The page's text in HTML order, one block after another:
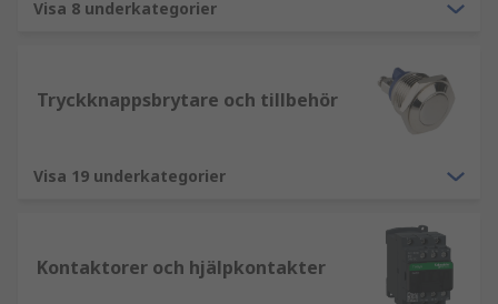
Visa 8 underkategorier
Tryckknappsbrytare och tillbehör
Visa 19 underkategorier
Kontaktorer och hjälpkontakter